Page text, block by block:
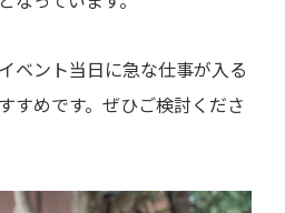
ベント当日に急な仕事が入る
すめです。ぜひご検討くださ